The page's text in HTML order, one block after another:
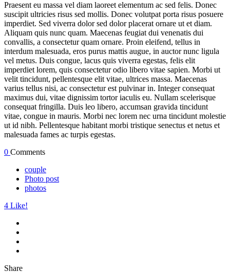
Praesent eu massa vel diam laoreet elementum ac sed felis. Donec
suscipit ultricies risus sed mollis. Donec volutpat porta risus posuere
imperdiet. Sed viverra dolor sed dolor placerat ornare ut et diam.
Aliquam quis nunc quam. Maecenas feugiat dui venenatis dui
convallis, a consectetur quam ornare. Proin eleifend, tellus in
interdum malesuada, eros purus mattis augue, in auctor nunc ligula
vel metus. Duis congue, lacus quis viverra egestas, felis elit
imperdiet lorem, quis consectetur odio libero vitae sapien. Morbi ut
velit tincidunt, pellentesque elit vitae, ultrices massa. Maecenas
varius tellus nisi, ac consectetur est pulvinar in. Integer consequat
maximus dui, vitae dignissim tortor iaculis eu. Nullam scelerisque
consequat fringilla. Duis leo libero, accumsan gravida tincidunt
vitae, congue in mauris. Morbi nec lorem nec urna tincidunt molestie
ut id nibh. Pellentesque habitant morbi tristique senectus et netus et
malesuada fames ac turpis egestas.
0 Comments
couple
Photo post
photos
4 Like!
Share